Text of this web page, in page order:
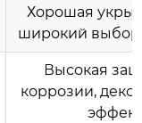
Хорошая
широкий выбор
Высокая
коррозии,
эффект